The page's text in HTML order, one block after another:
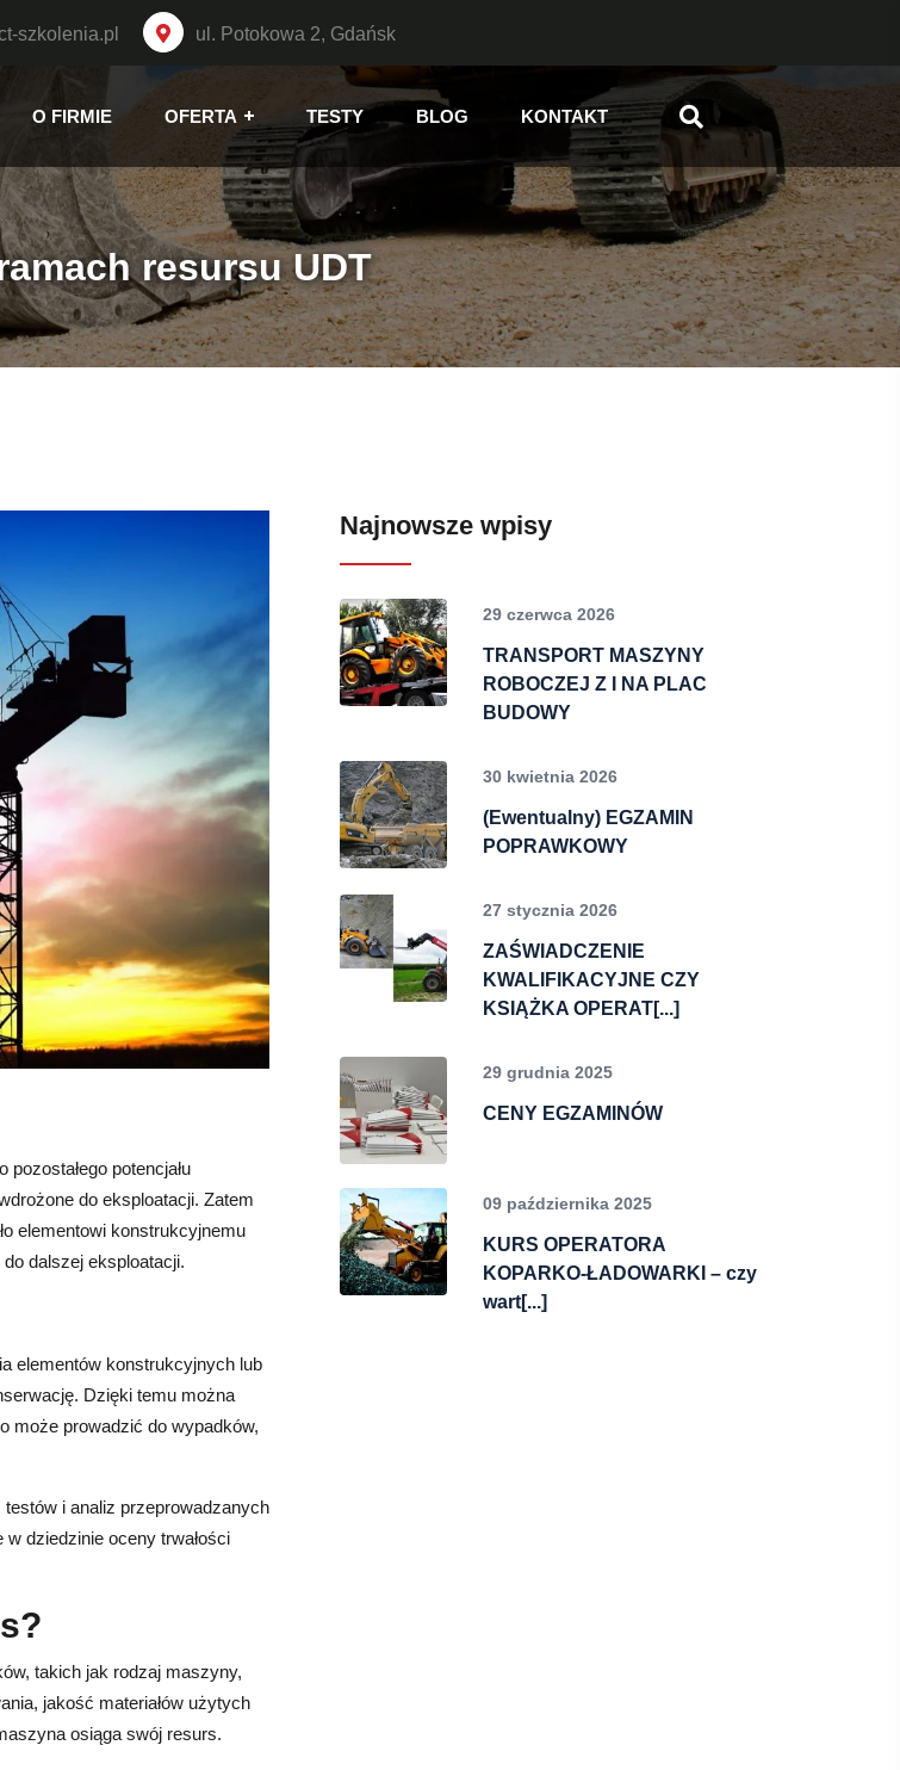
szkolenia.pl ul. Potokowa 2, Gdańsk
O FIRMIE OFERTA TESTY BLOG KONTAKT
resursu UDT
potencjału
do eksploatacji. Zatem
elementowi konstrukcyjnemu
dalszej eksploatacji.
elementów konstrukcyjnych lub
Dzięki temu można
może prowadzić do wypadków,
i analiz przeprowadzanych
dziedzinie oceny trwałości
takich jak rodzaj maszyny,
jakość materiałów użytych
osiąga swój resurs.
Najnowsze wpisy
29 czerwca 2026
TRANSPORT MASZYNY
ROBOCZEJ Z I NA PLAC
BUDOWY
30 kwietnia 2026
(Ewentualny) EGZAMIN
POPRAWKOWY
27 stycznia 2026
ZAŚWIADCZENIE
KWALIFIKACYJNE CZY
KSIĄŻKA OPERAT[...]
29 grudnia 2025
CENY EGZAMINÓW
09 października 2025
KURS OPERATORA
KOPARKO-ŁADOWARKI – czy
wart[...]